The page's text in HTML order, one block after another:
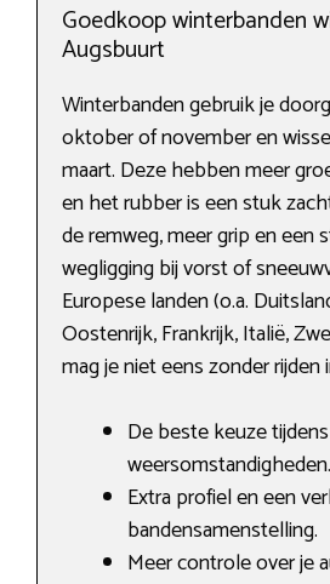
Goedkoop winterbanden
Augsbuurt
Winterbanden gebruik je
oktober of november en
maart. Deze hebben meer
en het rubber is een stuk
de remweg, meer grip en een
wegligging bij vorst of
Europese landen (o.a.
Oostenrijk, Frankrijk, Italië,
mag je niet eens zonder rijden
De beste keuze
weersomstandigheden.
Extra profiel en een
bandensamenstelling.
Meer controle over je